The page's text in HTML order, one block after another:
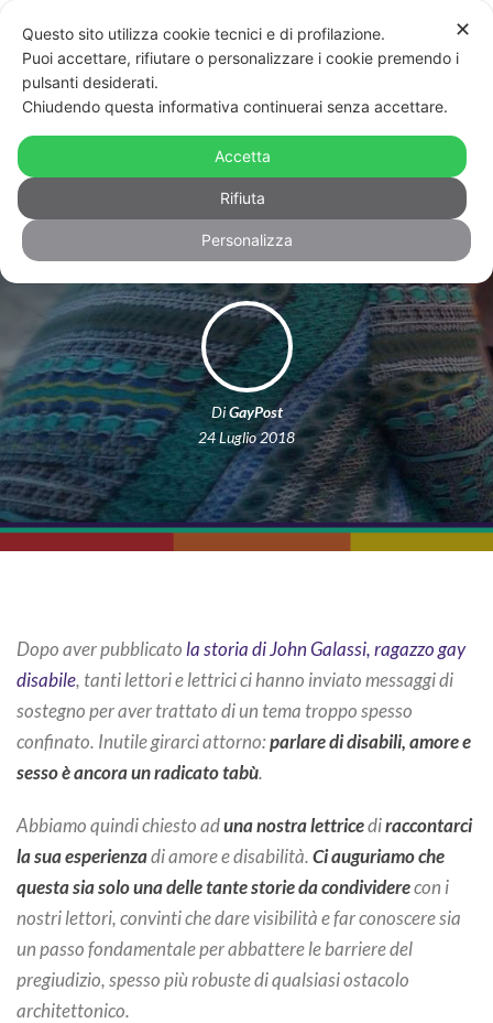
Disabilità, amore e coppia, l’incontro
tra Katya, Silvia e la vita che prima
non c’era
DiGayPost
24 Luglio 2018
Dopo aver pubblicato la storia di John Galassi, ragazzo gay
disabile, tanti lettori e lettrici ci hanno inviato messaggi di
sostegno per aver trattato di un tema troppo spesso
confinato. Inutile girarci attorno:parlare di disabili, amore e
sesso è ancora un radicato tabù.
Abbiamo quindi chiesto aduna nostra lettricediraccontarci
la sua esperienzadi amore e disabilità.Ci auguriamo che
questa sia solo una delle tante storie da condividerecon i
nostri lettori, convinti che dare visibilità e far conoscere sia
un passo fondamentale per abbattere le barriere del
pregiudizio, spesso più robuste di qualsiasi ostacolo
architettonico.
✕
Questo sito utilizza cookie tecnici e di profilazione.
Puoi accettare, rifiutare o personalizzare i cookie premendo i
pulsanti desiderati.
Chiudendo questa informativa continuerai senza accettare.
Accetta
Rifiuta
Personalizza